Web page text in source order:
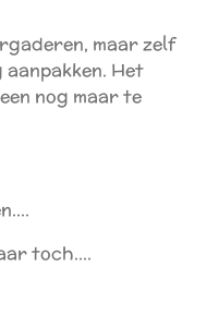
maar zelf
Het
nog maar te
toch....